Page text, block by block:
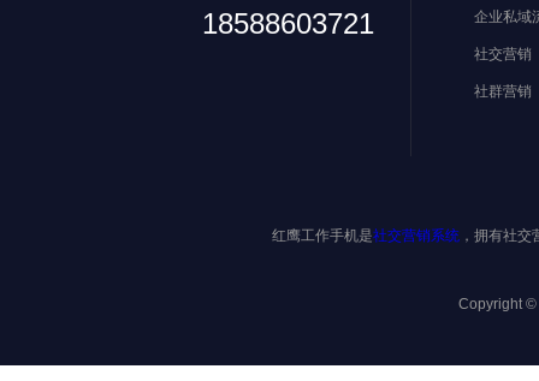
18588603721 企业私域
社交营销
社群营销
红鹰工作手机是社交营销系统 ，拥有社
Copyright ©